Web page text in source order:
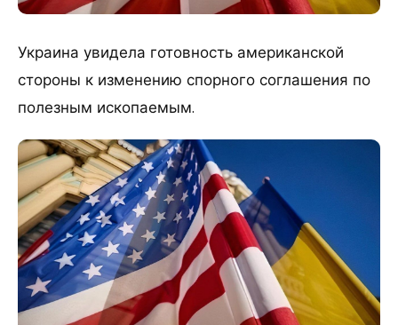
Украина увидела готовность американской
стороны к изменению спорного соглашения по
полезным ископаемым.